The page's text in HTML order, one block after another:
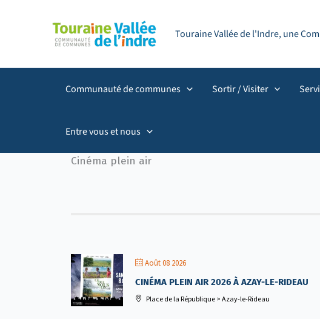
Touraine Vallée de l'Indre, une
Communauté de communes Sortir / Visiter
Entre vous et nous
Cinéma plein air
Août 08 2026
CINÉMA PLEIN AIR 2026 À AZAY-LE-RIDEAU
Place de la République > Azay-le-Rideau